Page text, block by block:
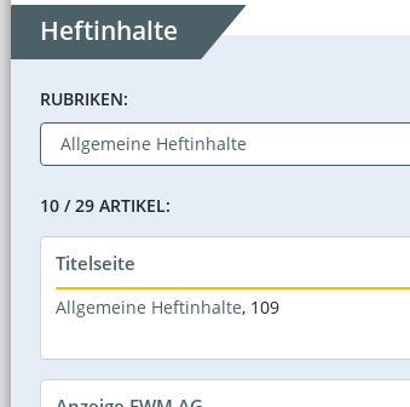
Heftinhalte
RUBRIKEN:
10 / 29 ARTIKEL:
Titelseite
Allgemeine Heftinhalte, 109